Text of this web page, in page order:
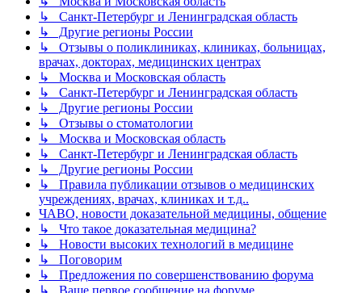
↳ Санкт-Петербург и Ленинградская область
↳ Другие регионы России
↳ Отзывы о поликлиниках, клиниках, больницах,
врачах, докторах, медицинских центрах
↳ Москва и Московская область
↳ Санкт-Петербург и Ленинградская область
↳ Другие регионы России
↳ Отзывы о стоматологии
↳ Москва и Московская область
↳ Санкт-Петербург и Ленинградская область
↳ Другие регионы России
↳ Правила публикации отзывов о медицинских
учреждениях, врачах, клиниках и т.д..
ЧАВО, новости доказательной медицины, общение
↳ Что такое доказательная медицина?
↳ Новости высоких технологий в медицине
↳ Поговорим
↳ Предложения по совершенствованию форума